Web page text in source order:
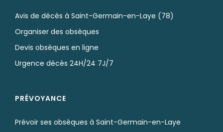
Avis de décès à Saint-Germain-en-Laye (78)
Organiser des obsèques
Devis obsèques en ligne
Urgence décès 24H/24 7J/7
PRÉVOYANCE
Prévoir ses obsèques à Saint-Germain-en-Laye